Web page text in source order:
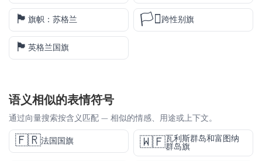
🏴󠁧󠁢󠁳󠁣󠁴󠁿 旗帜：苏格兰 🏳️‍⚧️跨性别旗
🏴󠁧󠁢󠁥󠁮󠁧󠁿 英格兰国旗
语义相似的表情符号
通过向量搜索按含义匹配 — 相似的情感、用途或上下文。
🇫🇷法国国旗 🇼🇫瓦利斯群岛和富图纳
群岛旗